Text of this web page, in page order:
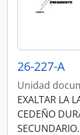
26-227-A
Unidad
EXALTAR LA
CEDEÑO
SECUNDARIO.